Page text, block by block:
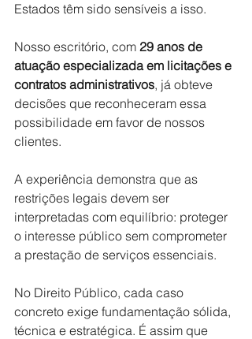
Estados têm sido sensíveis a isso.
Nosso escritório, com 29 anos de
atuação especializada em licitações e
contratos administrativos, já obteve
decisões que reconheceram essa
possibilidade em favor de nossos
clientes.
A experiência demonstra que as
restrições legais devem ser
interpretadas com equilíbrio: proteger
o interesse público sem comprometer
a prestação de serviços essenciais.
No Direito Público, cada caso
concreto exige fundamentação sólida,
técnica e estratégica. É assim que